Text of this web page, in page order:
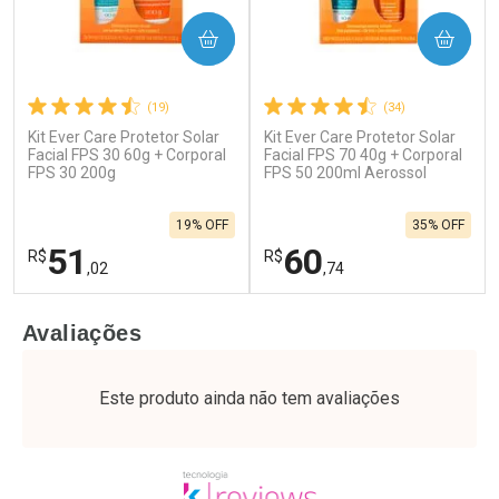
(19)
Kit Ever Care Protetor Solar
Facial FPS 30 60g + Corporal
FPS 30 200g
R$51 ,02
19% OFF
COMPRAR
Laboratório
Por Menos
(34)
Kit Ever Care Protetor Solar
Facial FPS 70 40g + Corporal
FPS 50 200ml Aerossol
R$60,74
35% OFF
COMPRAR
Laboratório
Por Menos
Avaliações
Este produto ainda não tem avaliações